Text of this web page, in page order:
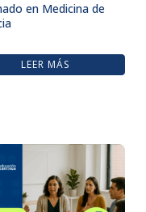
en Medicina de
LEER MÁS